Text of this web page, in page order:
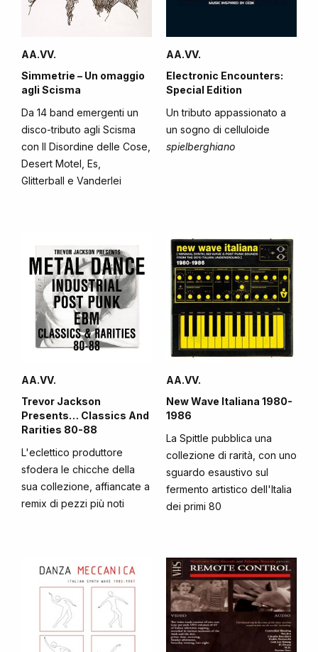
AA.VV.
Simmetrie – Un omaggio
agli Scisma
Da 14 band emergenti un
disco-tributo agli Scisma
con Il Disordine delle Cose,
Desert Motel, Es,
Glitterball e Vanderlei
AA.VV.
Electronic Encounters:
Special Edition
Un tributo appassionato a
un sogno di celluloide
spielberghiano
AA.VV.
Trevor Jackson
Presents… Classics And
Rarities 80-88
L'eclettico produttore
sfodera le chicche della
sua collezione, affiancate a
remix di pezzi più noti
AA.VV.
New Wave Italiana 1980-
1986
La Spittle pubblica una
collezione di rarità, con uno
sguardo esaustivo sul
fermento artistico dell'Italia
dei primi 80